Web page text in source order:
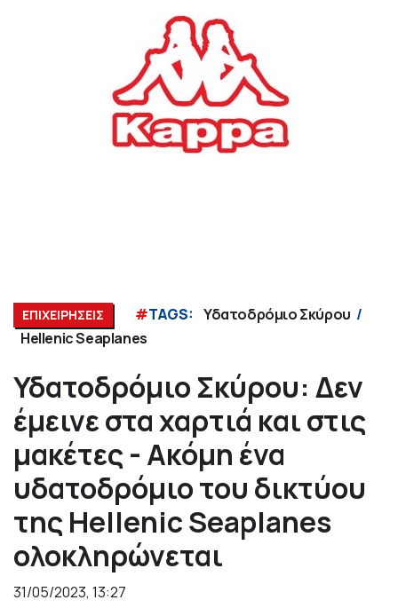
ΕΠΙΧΕΙΡΗΣΕΙΣ #TAGS: Υδατοδρόμιο Σκύρου
Hellenic Seaplanes
Υδατοδρόμιο Σκύρου: Δεν
έμεινε στα χαρτιά και στις
μακέτες - Ακόμη ένα
υδατοδρόμιο του δικτύου
της Hellenic Seaplanes
ολοκληρώνεται
31/05/2023, 13:27